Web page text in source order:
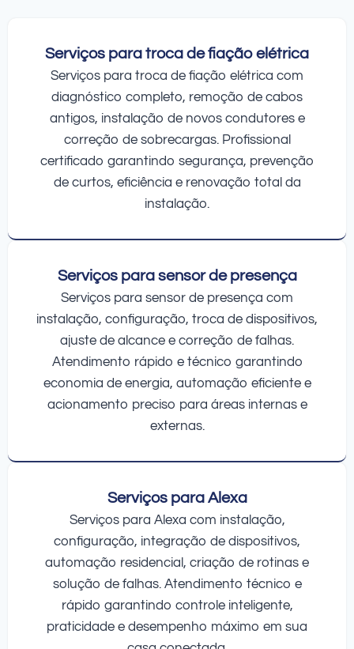
Serviços para troca de fiação elétrica
Serviços para troca de fiação elétrica com
diagnóstico completo, remoção de cabos
antigos, instalação de novos condutores e
correção de sobrecargas. Profissional
certificado garantindo segurança, prevenção
de curtos, eficiência e renovação total da
instalação.
Serviços para sensor de presença
Serviços para sensor de presença com
instalação, configuração, troca de dispositivos,
ajuste de alcance e correção de falhas.
Atendimento rápido e técnico garantindo
economia de energia, automação eficiente e
acionamento preciso para áreas internas e
externas.
Serviços para Alexa
Serviços para Alexa com instalação,
configuração, integração de dispositivos,
automação residencial, criação de rotinas e
solução de falhas. Atendimento técnico e
rápido garantindo controle inteligente,
praticidade e desempenho máximo em sua